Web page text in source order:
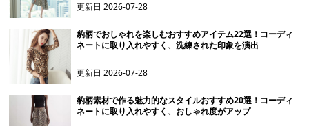
更新日2026-07-28
豹柄でおしゃれを楽しむおすすめアイテム22選！コーディ
ネートに取り入れやすく、洗練された印象を演出
更新日2026-07-28
豹柄素材で作る魅力的なスタイルおすすめ20選！コーディ
ネートに取り入れやすく、おしゃれ度がアップ